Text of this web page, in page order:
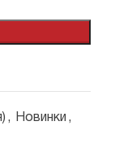
, Новинки ,